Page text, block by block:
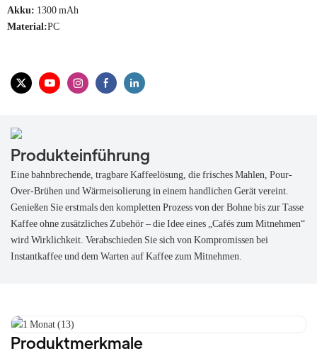
Akku: 1300 mAh
Material:PC
Produkteinführung
Eine bahnbrechende, tragbare Kaffeelösung, die frisches Mahlen, Pour-
Over-Brühen und Wärmeisolierung in einem handlichen Gerät vereint.
Genießen Sie erstmals den kompletten Prozess von der Bohne bis zur Tasse
Kaffee ohne zusätzliches Zubehör – die Idee eines „Cafés zum Mitnehmen“
wird Wirklichkeit. Verabschieden Sie sich von Kompromissen bei
Instantkaffee und dem Warten auf Kaffee zum Mitnehmen.
Produktmerkmale